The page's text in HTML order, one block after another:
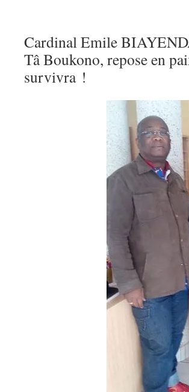
Cardinal Emile
Tâ Boukono, repose en
survivra !